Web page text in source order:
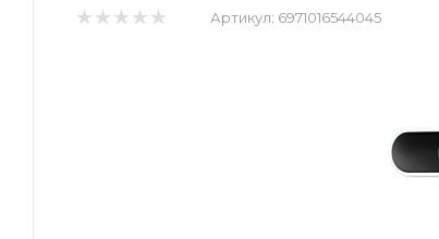
Артикул: 6971016544045